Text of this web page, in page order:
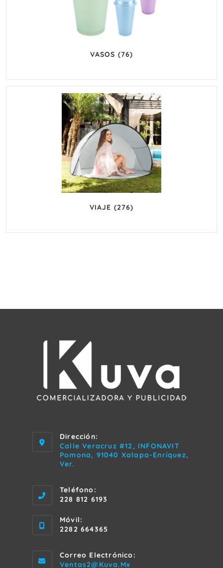
VASOS (76)
VIAJE (276)
Dirección:
Calle Veracruz #12, INFONAVIT
Pomona, 91040 Xalapa-Enríquez,
Ver.
Teléfono:
228 812 6193
Móvil:
2282 664365
Correo Electrónico:
Ventas2@kuva.mx